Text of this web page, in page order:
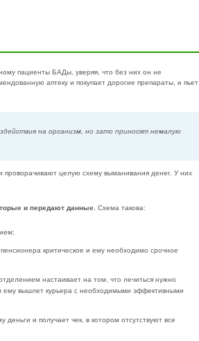
пациенты БАДы, уверяя, что без них он не
аптеку и покупает дорогие препараты, и пьет
на организм, но зато приносят немалую
целую схему выманивания денег. У них
и передают данные. Схема такова:
критическое и ему необходимо срочное
настаивает на том, что лечиться нужно
ему вышлет курьера с необходимыми эффективными
деньги и получает чек, в котором отсутствуют все